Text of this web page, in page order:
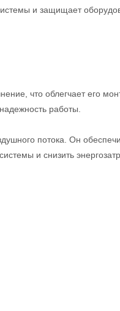
и защищает
что облегчает его
работы.
потока. Он
и снизить